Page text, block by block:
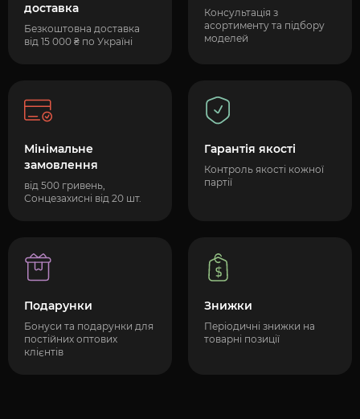
доставка
Безкоштовна доставка
від 15 000 ₴ по Україні
Консультація з
асортименту та підбору
моделей
Мінімальне
замовлення
від 500 гривень,
Сонцезахисні від 20 шт.
Гарантія якості
Контроль якості кожної
партії
Подарунки
Бонуси та подарунки для
постійних оптових
клієнтів
Знижки
Періодичні знижки на
товарні позиції